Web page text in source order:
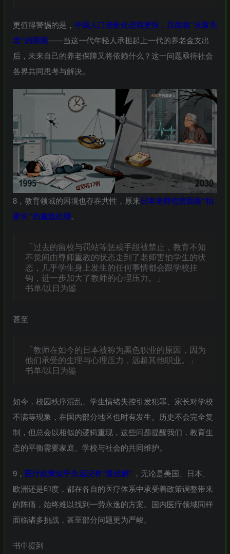
更值得警惕的是， 中国人口老龄化进程更快，且面临“未富先
老”的困境——当这一代年轻人承担起上一代的养老金支出
后，未来自己的养老保障又将依赖什么？这一问题亟待社会
各界共同思考与解决。
8，教育领域的困境也存在共性，原来日本老师也曾面临“怕
家长”的尴尬处境。
「过去的留校与罚站等惩戒手段被禁止，教育不知
不觉间由尊师重教的状态走到了老师害怕学生的状
态，几乎学生身上发生的任何事情都会跟学校挂
钩，进一步加大了教师的心理压力。」
书单/以日为鉴
甚至
「教师在如今的日本被称为黑色职业的原因，因为
他们承受的生理与心理压力，远超其他职业。」
书单/以日为鉴
如今，校园秩序混乱、学生情绪失控引发犯罪、家长对学校
不满等现象，在国内部分地区也时有发生。历史不会完全复
制，但总会以相似的逻辑重现，这些问题提醒我们，教育生
态的平衡需要家庭、学校与社会的共同维护。
9， 医疗政策似乎永远没有“最优解” ，无论是美国、日本、
欧洲还是印度，都在各自的医疗体系中承受着政策调整带来
的阵痛，始终难以找到一劳永逸的方案。国内医疗领域同样
面临诸多挑战，甚至部分问题更为严峻。
书中提到